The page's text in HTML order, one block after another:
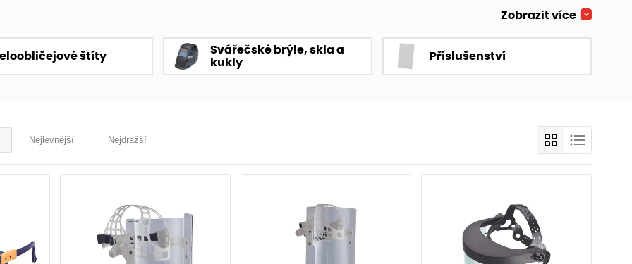
Zobrazit více
štíty
Svářečské brýle, skla a
kukly
Příslušenství
Nejlevnější Nejdražší